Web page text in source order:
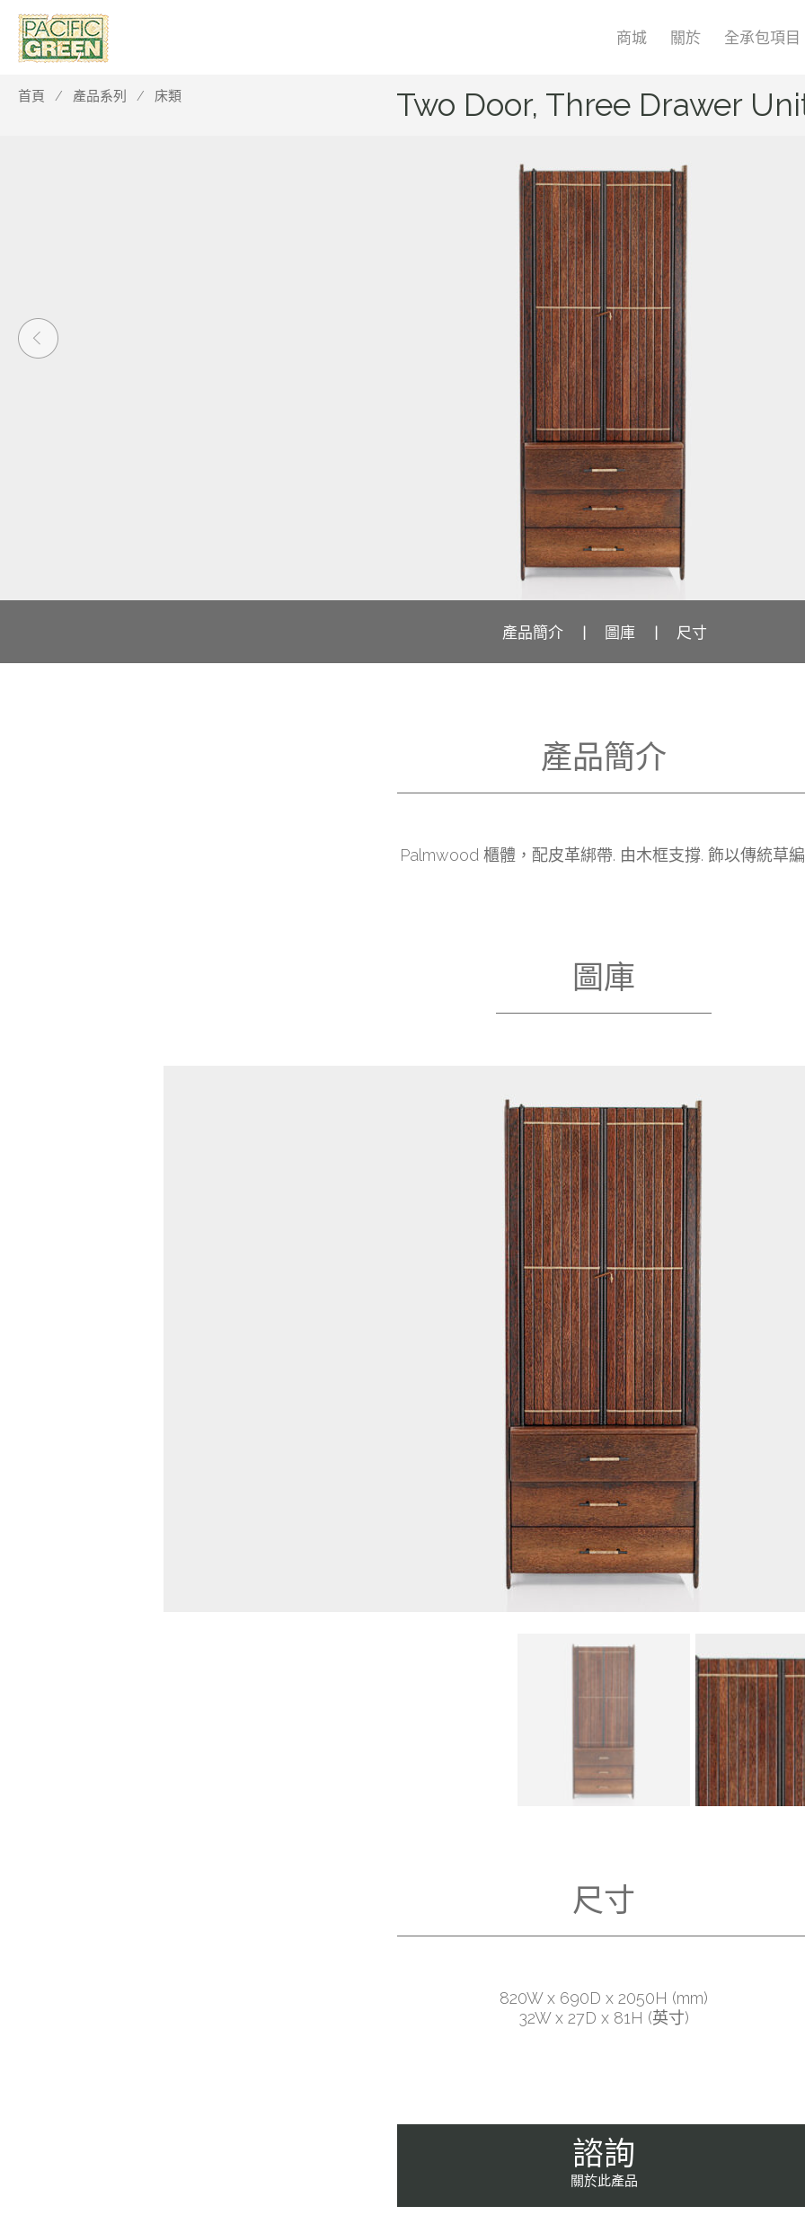
商城 關於 全承包項目
首頁 產品系列 床類 Two Door, Three Drawer
產品簡介 圖庫 尺寸
產品簡介
Palmwood 櫃體，配皮革綁帶. 由木框支撐. 飾以傳統草
圖庫
尺寸
820W x 690D x 2050H (mm)
32W x 27D x 81H (英寸)
諮詢
關於此產品